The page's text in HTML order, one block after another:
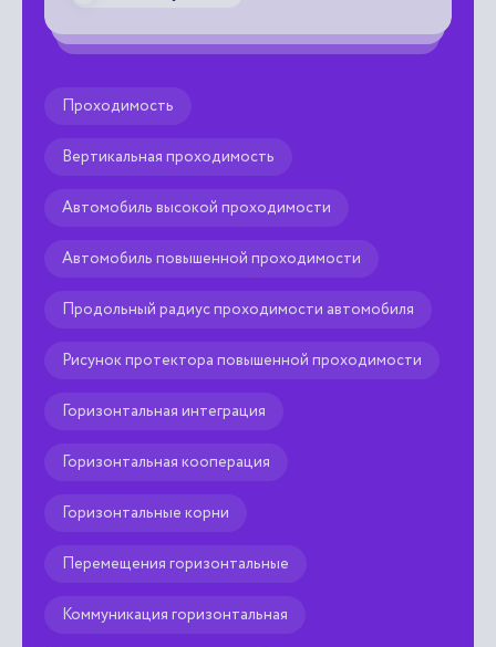
Проходимость
Вертикальная проходимость
Автомобиль высокой проходимости
Автомобиль повышенной проходимости
Продольный радиус проходимости автомобиля
Рисунок протектора повышенной проходимости
Горизонтальная интеграция
Горизонтальная кооперация
Горизонтальные корни
Перемещения горизонтальные
Коммуникация горизонтальная